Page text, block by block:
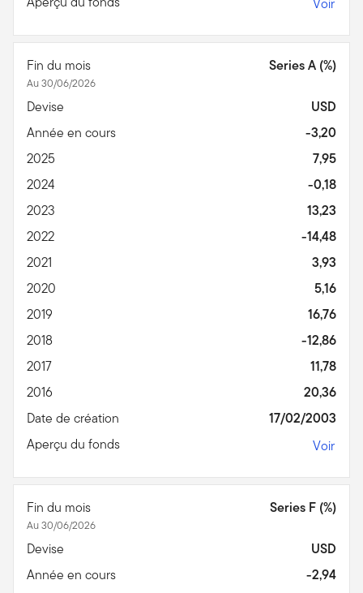
Fin du mois
Au 30/06/2026
Series A (%)
Devise
USD
Année en cours
-3,20
2025
7,95
2024
-0,18
2023
13,23
2022
-14,48
2021
3,93
2020
5,16
2019
16,76
2018
-12,86
2017
11,78
2016
20,36
Date de création
17/02/2003
Aperçu du fonds
Voir
Fin du mois
Au 30/06/2026
Series F (%)
Devise
USD
Année en cours
-2,94